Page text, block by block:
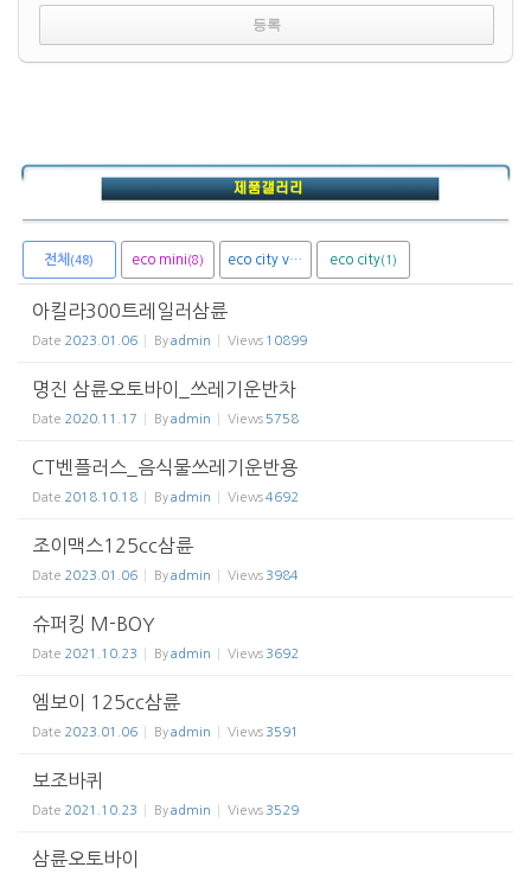
전체 (48) eco mini (8) eco city van eco city(1)
아킬라300트레일러삼륜
Date 2023.01.06 Byadmin Views 10899
명진 삼륜오토바이_쓰레기운반차
Date 2020.11.17 Byadmin Views 5758
CT벤플러스_음식물쓰레기운반용
Date 2018.10.18 Byadmin Views4692
조이맥스125cc삼륜
Date 2023.01.06 Byadmin Views 3984
슈퍼킹 M-BOY
Date 2021.10.23 Byadmin Views 3692
엠보이 125cc삼륜
Date 2023.01.06 Byadmin Views 3591
보조바퀴
Date 2021.10.23 Byadmin Views 3529
삼륜오토바이